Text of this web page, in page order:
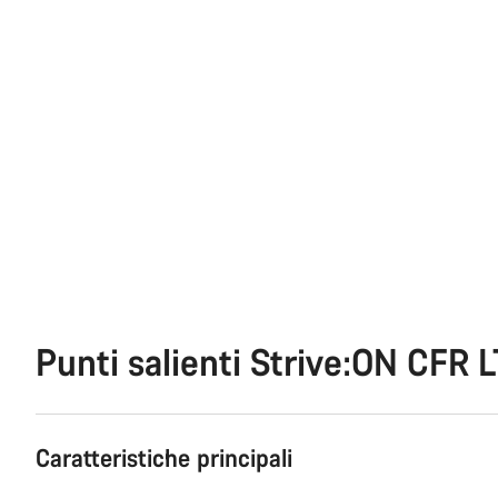
Punti salienti Strive:ON CFR
Caratteristiche principali